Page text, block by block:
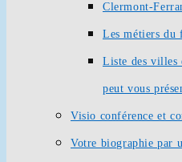
Clermont-
Les métiers du
Liste des villes
peut vous
Visio conférence et
Votre biographie par